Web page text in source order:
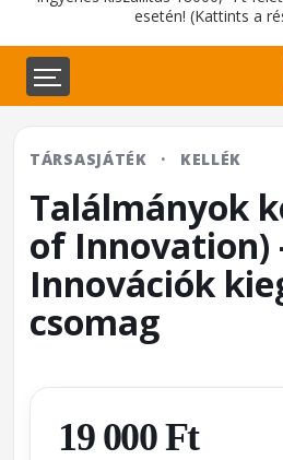
esetén! (Kattints a
TÁRSASJÁTÉK · KELLÉK
Találmányok
of Innovation)
Innovációk
csomag
19 000 Ft